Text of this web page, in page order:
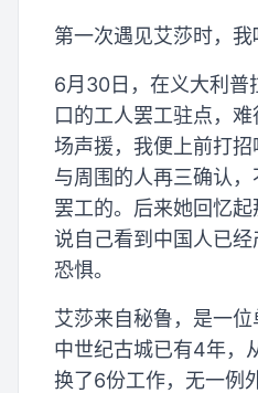
第一次遇见艾莎时，我
6月30日，在义大利普
口的工人罢工驻点，
场声援，我便上前打招
与周围的人再三确认
罢工的。后来她回忆起
说自己看到中国人已
恐惧。
艾莎来自秘鲁，是一
中世纪古城已有4年，
换了6份工作，无一例